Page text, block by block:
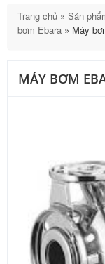
Trang chủ » Sản
bơm Ebara » Máy
MÁY BƠM